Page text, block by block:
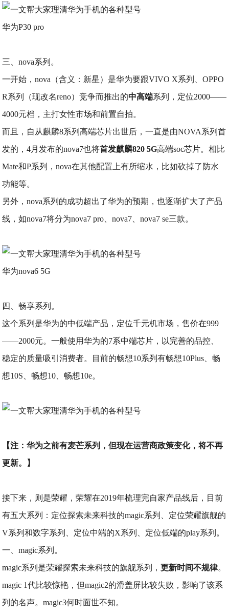
华为P30 pro
三、nova系列。
一开始，nova（含义：新星）是华为要跟VIVO X系列、OPPO
R系列（现改名reno）竞争而推出的中高端系列，定位2000——
4000元档，主打女性市场和前置自拍。
而且，自从麒麟8系列高端芯片出世后，一直是由NOVA系列首
发的，4月发布的nova7也将首发麒麟820 5G高端soc芯片。相比
Mate和P系列，nova在其他配置上有所缩水，比如砍掉了防水
功能等。
另外，nova系列的成功超出了华为的预期，也逐渐扩大了产品
线，如nova7将分为nova7 pro、nova7、nova7 se三款。
华为nova6 5G
四、畅享系列。
这个系列是华为的中低端产品，定位千元机市场，售价在999
——2000元。一般使用华为的7系中端芯片，以完善的品控、
稳定的质量吸引消费者。目前的畅想10系列有畅想10Plus、畅
想10S、畅想10、畅想10e。
【注：华为之前有麦芒系列，但现在运营商政策变化，将不再
更新。】
接下来，则是荣耀，荣耀在2019年梳理完自家产品线后，目前
有五大系列：定位探索未来科技的magic系列、定位荣耀旗舰的
V系列和数字系列、定位中端的X系列、定位低端的play系列。
一、magic系列。
magic系列是荣耀探索未来科技的旗舰系列，更新时间不规律。
magic 1代比较惊艳，但magic2的滑盖屏比较失败，影响了该系
列的名声。magic3何时面世不知。